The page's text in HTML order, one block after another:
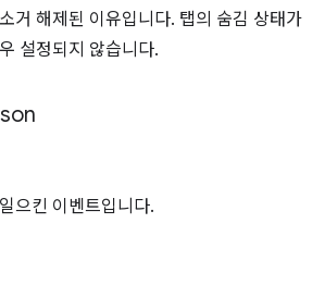
거 해제된 이유입니다. 탭의 숨김 상태가
설정되지 않습니다.
으킨 이벤트입니다.